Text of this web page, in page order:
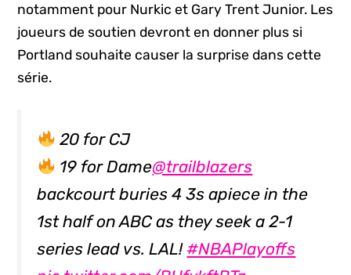
notamment pour Nurkic et Gary Trent Junior. Les
joueurs de soutien devront en donner plus si
Portland souhaite causer la surprise dans cette
série.
20 for CJ
19 for Dame@trailblazers
backcourt buries 4 3s apiece in the
1st half on ABC as they seek a 2-1
series lead vs. LAL! #NBAPlayoffs